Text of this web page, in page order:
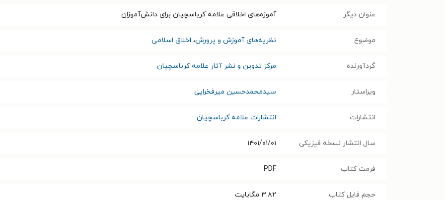
عنوان دیگر آموزه‌های اخلاقی علامه کرباسچیان برای دانش‌آموزان
موضوع نظریه‌های آموزش و پرورش، اخلاق اسلامی
گردآورنده مرکز تدوین و نشر آثار علامه کرباسچیان
ویراستار سیدمحمدحسین میرفخرایی
انتشارات انتشارات علامه کرباسچیان
سال انتشار نسخه فیزیکی ۱۴۰۱/۰۱/۰۱
فرمت کتاب PDF
حجم فایل کتاب ۳.۸۲ مگابایت